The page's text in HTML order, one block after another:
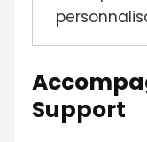
Support